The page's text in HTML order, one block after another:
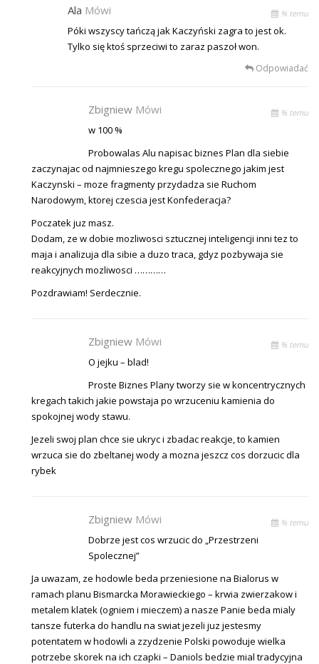
Ala Mówi % temu
Póki wszyscy tańczą jak Kaczyński zagra to jest ok.
Tylko się ktoś sprzeciwi to zaraz paszoł won.
Odpowiadać
Zbigniew Mówi % temu
w 100 %
Probowalas Alu napisac biznes Plan dla siebie
zaczynajac od najmnieszego kregu spolecznego jakim jest
Kaczynski – moze fragmenty przydadza sie Ruchom
Narodowym, ktorej czescia jest Konfederacja?
Poczatek juz masz.
Dodam, ze w dobie mozliwosci sztucznej inteligencji inni tez to
maja i analizuja dla sibie a duzo traca, gdyz pozbywaja sie
reakcyjnych mozliwosci …………
Pozdrawiam! Serdecznie.
Zbigniew Mówi % temu
O jejku – blad!
Proste Biznes Plany tworzy sie w koncentrycznych
kregach takich jakie powstaja po wrzuceniu kamienia do
spokojnej wody stawu.
Jezeli swoj plan chce sie ukryc i zbadac reakcje, to kamien
wrzuca sie do zbeltanej wody a mozna jeszcz cos dorzucic dla
rybek
Zbigniew Mówi % temu
Dobrze jest cos wrzucic do „Przestrzeni
Spolecznej”
Ja uwazam, ze hodowle beda przeniesione na Bialorus w
ramach planu Bismarcka Morawieckiego – krwia zwierzakow i
metalem klatek (ogniem i mieczem) a nasze Panie beda mialy
tansze futerka do handlu na swiat jezeli juz jestesmy
potentatem w hodowli a zzydzenie Polski powoduje wielka
potrzebe skorek na ich czapki – Daniols bedzie mial tradycyjna